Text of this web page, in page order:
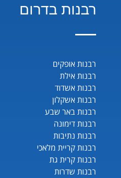
רבנות בדרום
רבנות אופקים
רבנות אילת
רבנות אשדוד
רבנות אשקלון
רבנות באר שבע
רבנות דימונה
רבנות נתיבות
רבנות קריית מלאכי
רבנות קרית גת
רבנות שדרות